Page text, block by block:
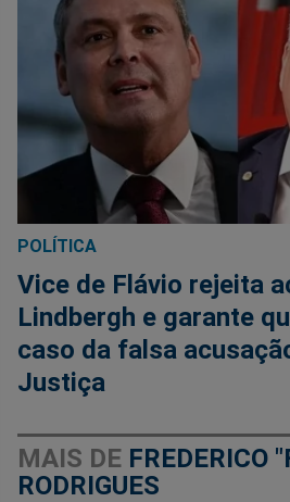
POLÍTICA
Vice de Flávio rejeita
Lindbergh e garante
caso da falsa
Justiça
MAIS DE FREDERICO
RODRIGUES